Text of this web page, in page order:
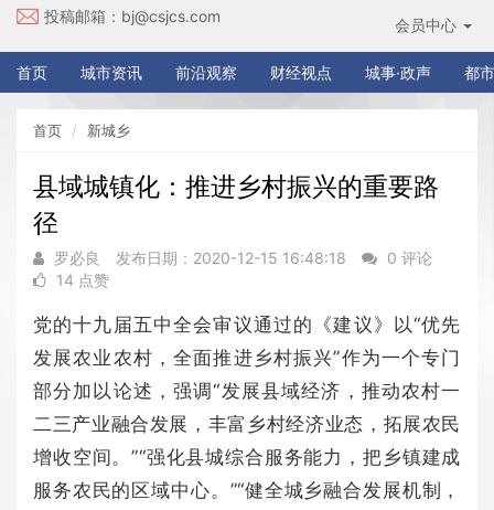
投稿邮箱： bj@csjcs.com 会员中心
首页 城市资讯 前沿观察 财经视点 城事·政声 都
首页 新城乡
县域城镇化：推进乡村振兴的重要路
径
罗必良 发布日期：2020-12-15 16:48:18
0 评论
14 点赞
党的十九届五中全会审议通过的《建议》以“优先
发展农业农村，全面推进乡村振兴”作为一个专门
部分加以论述，强调“发展县域经济，推动农村一
二三产业融合发展，丰富乡村经济业态，拓展农民
增收空间。”“强化县城综合服务能力，把乡镇建成
服务农民的区域中心。”“健全城乡融合发展机制，